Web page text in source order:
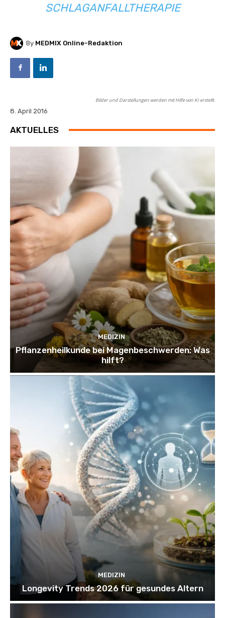
SCHLAGANFALLTHERAPIE
By MEDMIX Online-Redaktion
Bilder und Darstellungen werden mit Hilfe von KI erstellt.
8. April 2016
AKTUELLES
MEDIZIN
Pflanzenheilkunde bei Magenbeschwerden: Was
hilft?
MEDIZIN
Longevity Trends 2026 für gesundes Altern